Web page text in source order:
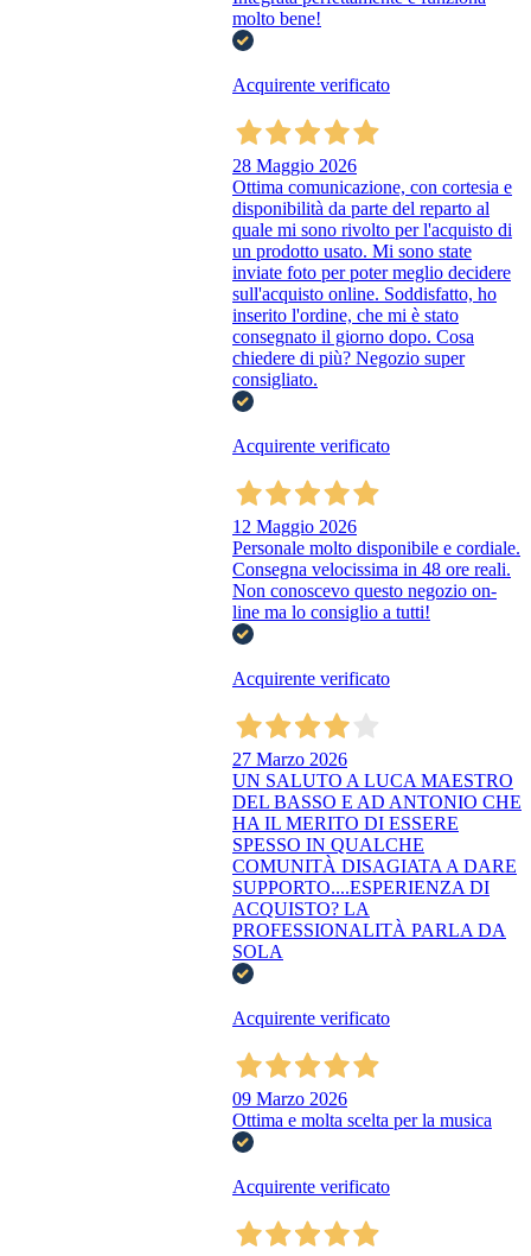
molto bene!
Acquirente verificato
28 Maggio 2026
Ottima comunicazione, con cortesia e
disponibilità da parte del reparto al
quale mi sono rivolto per l'acquisto di
un prodotto usato. Mi sono state
inviate foto per poter meglio decidere
sull'acquisto online. Soddisfatto, ho
inserito l'ordine, che mi è stato
consegnato il giorno dopo. Cosa
chiedere di più? Negozio super
consigliato.
Acquirente verificato
12 Maggio 2026
Personale molto disponibile e cordiale.
Consegna velocissima in 48 ore reali.
Non conoscevo questo negozio on-
line ma lo consiglio a tutti!
Acquirente verificato
27 Marzo 2026
UN SALUTO A LUCA MAESTRO
DEL BASSO E AD ANTONIO CHE
HA IL MERITO DI ESSERE
SPESSO IN QUALCHE
COMUNITÀ DISAGIATA A DARE
SUPPORTO....ESPERIENZA DI
ACQUISTO? LA
PROFESSIONALITÀ PARLA DA
SOLA
Acquirente verificato
09 Marzo 2026
Ottima e molta scelta per la musica
Acquirente verificato